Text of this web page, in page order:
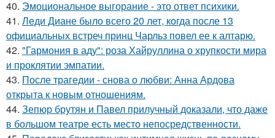
40. Эмоциональное выгорание - это ответ психики.
41. Леди Диане было всего 20 лет, когда после 13
официальных встреч принц Чарльз повел ее к алтарю.
42. "Гармония в аду": роза Хайруллина о хрупкости мира
и проклятии эмпатии.
43. После трагедии - снова о любви: Анна Ардова
открыта к новым отношениям.
44. Зепюр брутян и Павел прилучный доказали, что даже
в большом театре есть место непосредственности.